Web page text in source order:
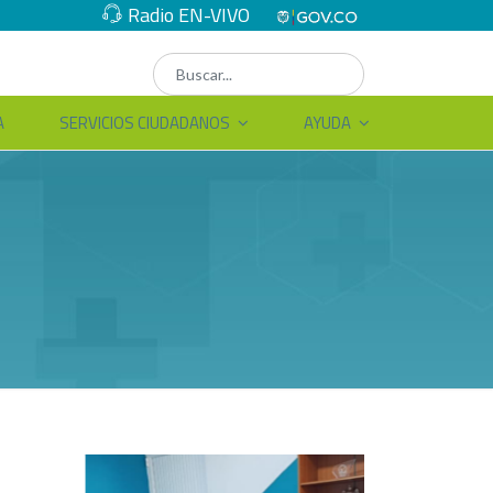
Radio EN-VIVO
SERVICIOS CIUDADANOS AYUDA